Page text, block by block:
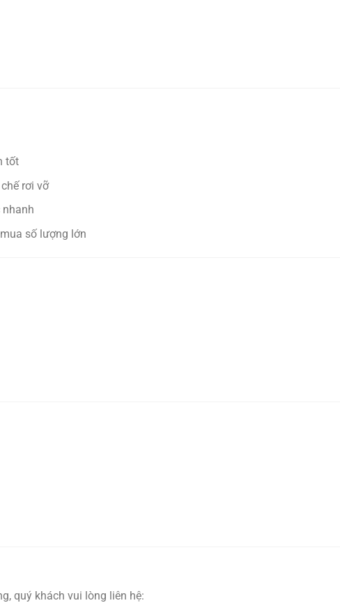
tốt
rơi vỡ
số lượng lớn
quý khách vui lòng liên hệ: